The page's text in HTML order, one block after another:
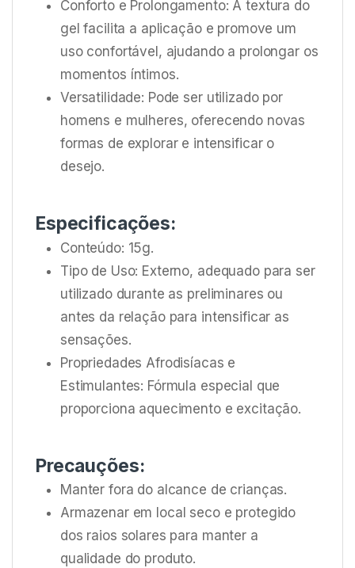
Conforto e Prolongamento: A textura do
gel facilita a aplicação e promove um
uso confortável, ajudando a prolongar os
momentos íntimos.
Versatilidade: Pode ser utilizado por
homens e mulheres, oferecendo novas
formas de explorar e intensificar o
desejo.
Especificações:
Conteúdo: 15g.
Tipo de Uso: Externo, adequado para ser
utilizado durante as preliminares ou
antes da relação para intensificar as
sensações.
Propriedades Afrodisíacas e
Estimulantes: Fórmula especial que
proporciona aquecimento e excitação.
Precauções:
Manter fora do alcance de crianças.
Armazenar em local seco e protegido
dos raios solares para manter a
qualidade do produto.